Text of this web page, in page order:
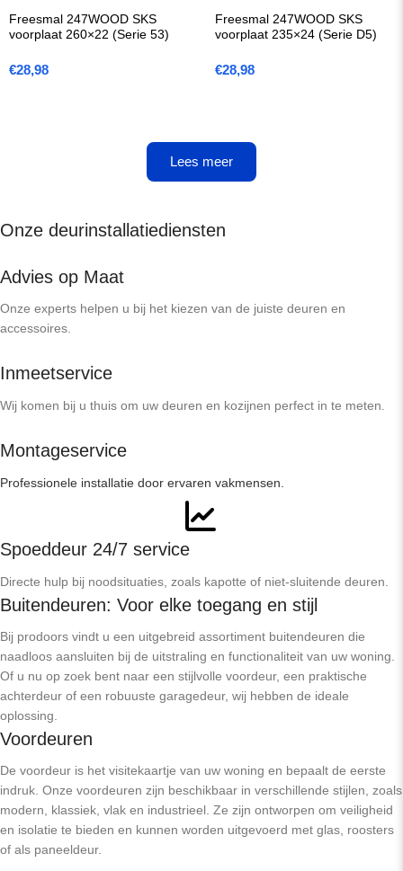
Freesmal 247WOOD SKS
voorplaat 260×22 (Serie 53)
€28,98
Freesmal 247WOOD SKS
voorplaat 235×24 (Serie D5)
€28,98
Lees meer
Onze deurinstallatiediensten
Advies op Maat
Onze experts helpen u bij het kiezen van de juiste deuren en
accessoires.
Inmeetservice
Wij komen bij u thuis om uw deuren en kozijnen perfect in te meten.
Montageservice
Professionele installatie door ervaren vakmensen.
Spoeddeur 24/7 service
Directe hulp bij noodsituaties, zoals kapotte of niet-sluitende deuren.
Buitendeuren: Voor elke toegang en stijl
Bij prodoors vindt u een uitgebreid assortiment buitendeuren die
naadloos aansluiten bij de uitstraling en functionaliteit van uw woning.
Of u nu op zoek bent naar een stijlvolle voordeur, een praktische
achterdeur of een robuuste garagedeur, wij hebben de ideale
oplossing.
Voordeuren
De voordeur is het visitekaartje van uw woning en bepaalt de eerste
indruk. Onze voordeuren zijn beschikbaar in verschillende stijlen, zoals
modern, klassiek, vlak en industrieel. Ze zijn ontworpen om veiligheid
en isolatie te bieden en kunnen worden uitgevoerd met glas, roosters
of als paneeldeur.